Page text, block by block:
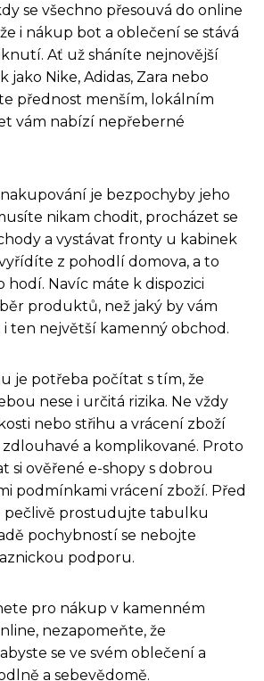
se všechno přesouvá do online
i nákup bot a oblečení se stává
Ať už sháníte nejnovější
jako Nike, Adidas, Zara nebo
přednost menším, lokálním
vám nabízí nepřeberné
je bezpochyby jeho
nikam chodit, procházet se
a vystávat fronty u kabinek
z pohodlí domova, a to
hodí. Navíc máte k dispozici
produktů, než jaký by vám
ten největší kamenný obchod.
je potřeba počítat s tím, že
nese i určitá rizika. Ne vždy
nebo střihu a vrácení zboží
a komplikované. Proto
si ověřené e-shopy s dobrou
podmínkami vrácení zboží. Před
pečlivě prostudujte tabulku
pochybností se nebojte
podporu.
pro nákup v kamenném
nezapomeňte, že
se ve svém oblečení a
a sebevědomě.